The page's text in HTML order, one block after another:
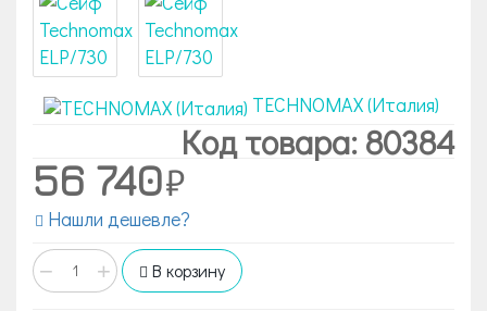
TECHNOMAX (Италия)
Код товара: 80384
56 740
Нашли дешевле?
− + В корзину